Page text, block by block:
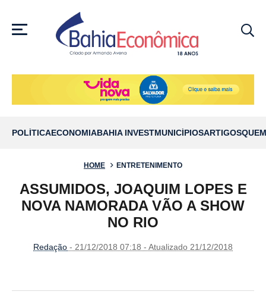
MENU
POLÍTICAECONOMIABAHIA INVESTMUNICÍPIOSARTIGOS
HOME ENTRETENIMENTO
ASSUMIDOS, JOAQUIM LOPES E
NOVA NAMORADA VÃO A SHOW
NO RIO
Redação - 21/12/2018 07:18 - Atualizado 21/12/2018